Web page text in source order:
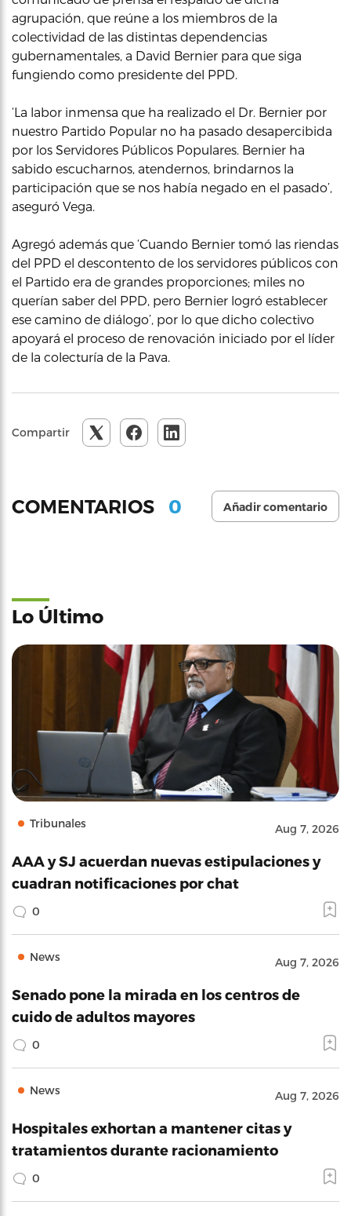
agrupación, que reúne a los miembros de la
colectividad de las distintas dependencias
gubernamentales, a David Bernier para que siga
fungiendo como presidente del PPD.
‘La labor inmensa que ha realizado el Dr. Bernier por
nuestro Partido Popular no ha pasado desapercibida
por los Servidores Públicos Populares. Bernier ha
sabido escucharnos, atendernos, brindarnos la
participación que se nos había negado en el pasado’,
aseguró Vega.
Agregó además que ‘Cuando Bernier tomó las riendas
del PPD el descontento de los servidores públicos con
el Partido era de grandes proporciones; miles no
querían saber del PPD, pero Bernier logró establecer
ese camino de diálogo’, por lo que dicho colectivo
apoyará el proceso de renovación iniciado por el líder
de la colecturía de la Pava.
Compartir
COMENTARIOS 0 Añadir comentario
Lo Último
Tribunales Aug 7, 2026
AAA y SJ acuerdan nuevas estipulaciones y
cuadran notificaciones por chat
0
News Aug 7, 2026
Senado pone la mirada en los centros de
cuido de adultos mayores
0
News Aug 7, 2026
Hospitales exhortan a mantener citas y
tratamientos durante racionamiento
0